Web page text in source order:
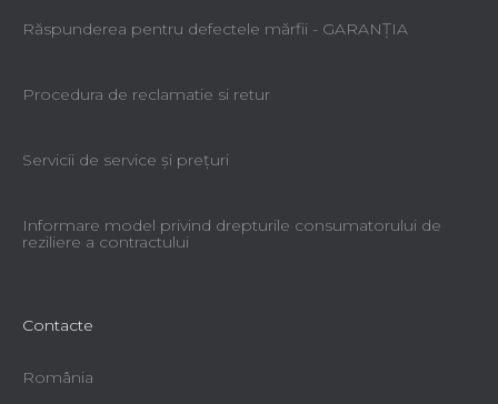
Răspunderea pentru defectele mărfii - GARANŢIA
Procedura de reclamatie si retur
Servicii de service şi preţuri
Informare model privind drepturile consumatorului de
reziliere a contractului
Contacte
România